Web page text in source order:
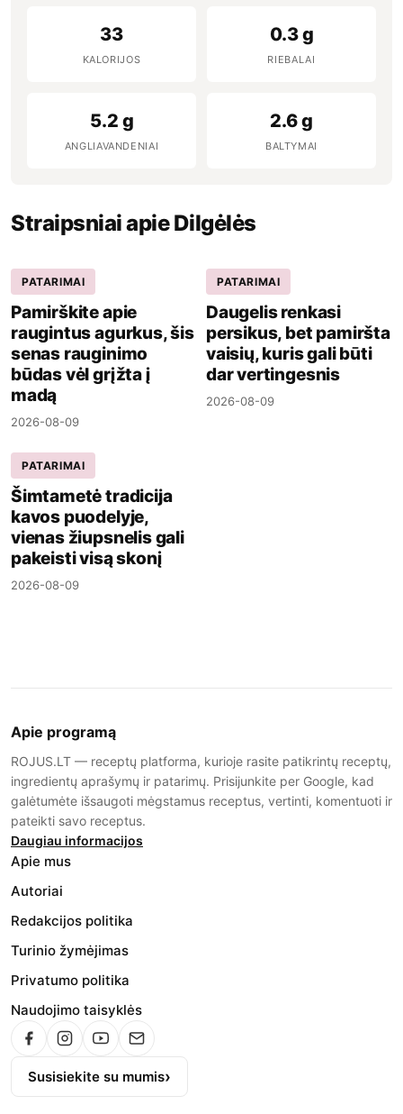
33
KALORIJOS
0.3 g
RIEBALAI
5.2 g
ANGLIAVANDENIAI
2.6 g
BALTYMAI
Straipsniai apie Dilgėlės
PATARIMAI
Pamirškite apie
raugintus agurkus, šis
senas rauginimo
būdas vėl grįžta į
madą
2026-08-09
PATARIMAI
Daugelis renkasi
persikus, bet pamiršta
vaisių, kuris gali būti
dar vertingesnis
2026-08-09
PATARIMAI
Šimtametė tradicija
kavos puodelyje,
vienas žiupsnelis gali
pakeisti visą skonį
2026-08-09
Apie programą
ROJUS.LT — receptų platforma, kurioje rasite patikrintų receptų,
ingredientų aprašymų ir patarimų. Prisijunkite per Google, kad
galėtumėte išsaugoti mėgstamus receptus, vertinti, komentuoti ir
pateikti savo receptus.
Daugiau informacijos
Apie mus
Autoriai
Redakcijos politika
Turinio žymėjimas
Privatumo politika
Naudojimo taisyklės
Susisiekite su mumis